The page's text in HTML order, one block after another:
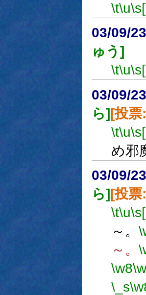
\t\u
03/09/
ゅう]
\t\u
03/09/
ら][投票
\t\u
め邪
03/09/
ら][投票
\t\u
～。
～。
\w8
\_s